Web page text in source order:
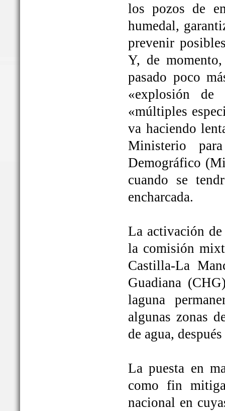
los pozos de
humedal,
prevenir
Y, de
pasado poco
«explosión
«múltiples
va haciendo
Ministerio
Demográfico
cuando se
encharcada.
La activación
la comisión
Castilla-La
Guadiana
laguna
algunas zonas
de agua,
La puesta en
como fin
nacional en